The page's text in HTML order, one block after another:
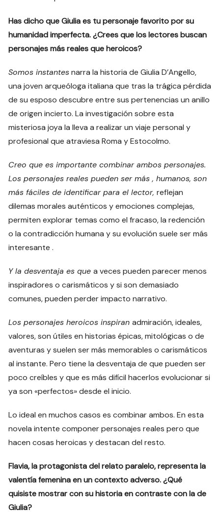
Has dicho que Giulia es tu personaje favorito por su
humanidad imperfecta. ¿Crees que los lectores buscan
personajes más reales que heroicos?
Somos instantesnarra la historia de Giulia D’Angello,
una joven arqueóloga italiana que tras la trágica pérdida
de su esposo descubre entre sus pertenencias un anillo
de origen incierto. La investigación sobre esta
misteriosa joya la lleva a realizar un viaje personal y
profesional que atraviesa Roma y Estocolmo.
Creo que es importante combinar ambos personajes.
Los personajes reales pueden ser más , humanos, son
más fáciles de identificar para el lector,reflejan
dilemas morales auténticos y emociones complejas,
permiten explorar temas como el fracaso, la redención
o la contradicción humana y su evolución suele ser más
interesante .
Y la desventaja es quea veces pueden parecer menos
inspiradores o carismáticos y si son demasiado
comunes, pueden perder impacto narrativo.
Los personajes heroicos inspiranadmiración, ideales,
valores, son útiles en historias épicas, mitológicas o de
aventuras y suelen ser más memorables o carismáticos
al instante. Pero tiene la desventaja de que pueden ser
poco creíbles y que es más difícil hacerlos evolucionar si
ya son «perfectos» desde el inicio.
Lo ideal en muchos casos es combinar ambos. En esta
novela intente componer personajes reales pero que
hacen cosas heroicas y destacan del resto.
Flavia, la protagonista del relato paralelo, representa la
valentía femenina en un contexto adverso. ¿Qué
quisiste mostrar con su historia en contraste con la de
Giulia?